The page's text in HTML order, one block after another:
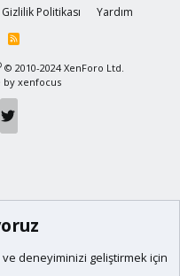
Gizlilik Politikası
Yardım
R
S
© 2010-2024 XenForo Ltd.
by xenfocus
ve deneyiminizi geliştirmek için